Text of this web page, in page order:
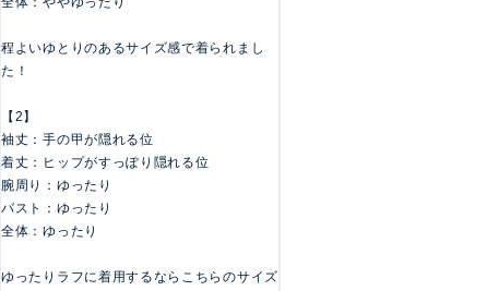
程よいゆとりのあるサイズ感で着られまし
た！
【2】
袖丈：手の甲が隠れる位
着丈：ヒップがすっぽり隠れる位
腕周り：ゆったり
バスト：ゆったり
全体：ゆったり
ゆったりラフに着用するならこちらのサイズ